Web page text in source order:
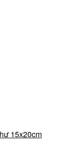
15x20cm